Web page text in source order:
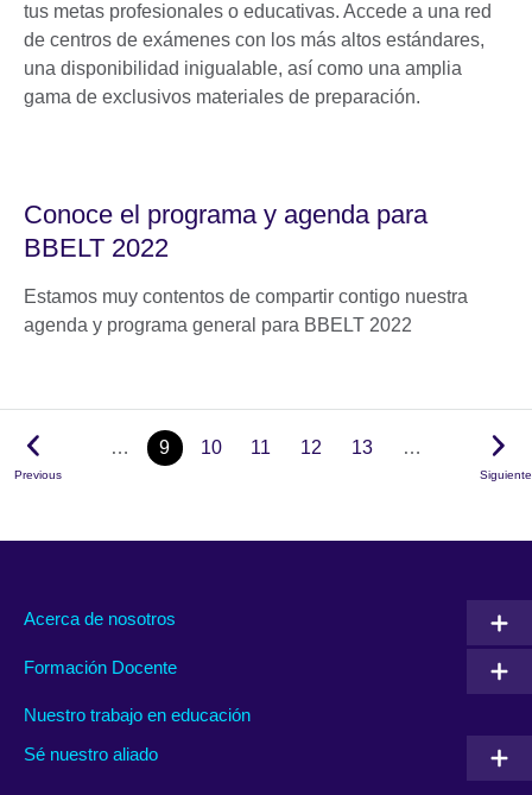
tus metas profesionales o educativas. Accede a una red
de centros de exámenes con los más altos estándares,
una disponibilidad inigualable, así como una amplia
gama de exclusivos materiales de preparación.
Conoce el programa y agenda para
BBELT 2022
Estamos muy contentos de compartir contigo nuestra
agenda y programa general para BBELT 2022
Previous
… 9 10 11 12 13 …
Siguiente
Acerca de nosotros
Formación Docente
Nuestro trabajo en educación
Sé nuestro aliado